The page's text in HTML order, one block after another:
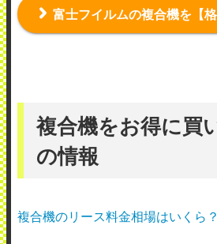
富士フイルムの複合機を【
複合機をお得に買
の情報
複合機のリース料金相場はいくら？